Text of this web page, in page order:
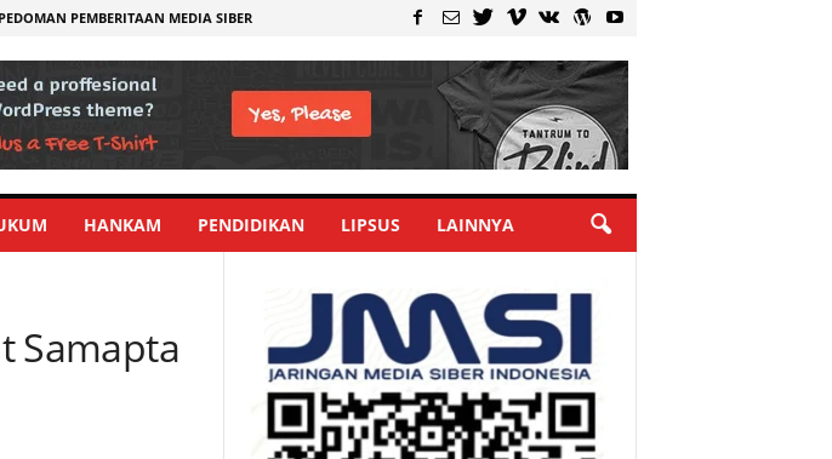
PEDOMAN PEMBERITAAN MEDIA SIBER
HANKAM PENDIDIKAN LIPSUS LAINNYA
Samapta